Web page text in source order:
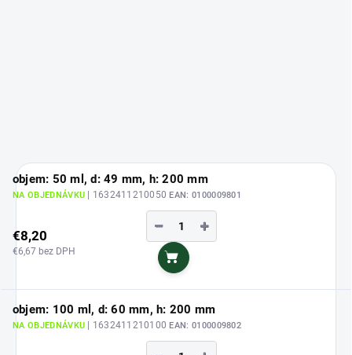
objem: 50 ml, d: 49 mm, h: 200 mm
NA OBJEDNÁVKU | 1632411210050EAN: 0100009801
€8,20
€6,67 bez DPH
+
−
Do košíka
objem: 100 ml, d: 60 mm, h: 200 mm
NA OBJEDNÁVKU | 1632411210100EAN: 0100009802